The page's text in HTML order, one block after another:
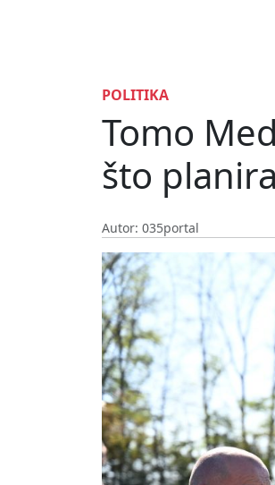
POLITIKA
Tomo
što
Autor: 035portal